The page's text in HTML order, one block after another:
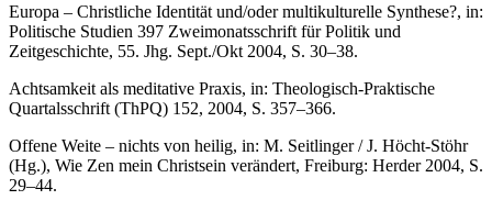
Europa – Christliche Identität und/oder multikulturelle Synthese?, in:
Politische Studien 397 Zweimonatsschrift für Politik und
Zeitgeschichte, 55. Jhg. Sept./Okt 2004, S. 30–38.
Achtsamkeit als meditative Praxis, in: Theologisch-Praktische
Quartalsschrift (ThPQ) 152, 2004, S. 357–366.
Offene Weite – nichts von heilig, in: M. Seitlinger / J. Höcht-Stöhr
(Hg.), Wie Zen mein Christsein verändert, Freiburg: Herder 2004, S.
29–44.